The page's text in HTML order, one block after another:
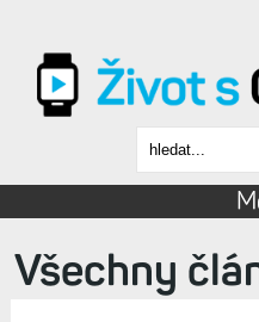
Všechny